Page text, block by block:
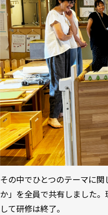
その中でひとつのテーマに
か」を全員で共有しました
して研修は終了。